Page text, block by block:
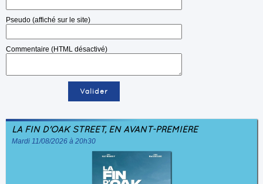
Pseudo (affiché sur le site)
Commentaire (HTML désactivé)
LA FIN D'OAK STREET, EN AVANT-PREMIÈRE
Mardi 11/08/2026 à 20h30